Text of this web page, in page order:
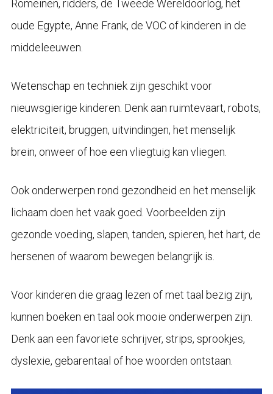
Romeinen, ridders, de Tweede Wereldoorlog, het
oude Egypte, Anne Frank, de VOC of kinderen in de
middeleeuwen.
Wetenschap en techniek zijn geschikt voor
nieuwsgierige kinderen. Denk aan ruimtevaart, robots,
elektriciteit, bruggen, uitvindingen, het menselijk
brein, onweer of hoe een vliegtuig kan vliegen.
Ook onderwerpen rond gezondheid en het menselijk
lichaam doen het vaak goed. Voorbeelden zijn
gezonde voeding, slapen, tanden, spieren, het hart, de
hersenen of waarom bewegen belangrijk is.
Voor kinderen die graag lezen of met taal bezig zijn,
kunnen boeken en taal ook mooie onderwerpen zijn.
Denk aan een favoriete schrijver, strips, sprookjes,
dyslexie, gebarentaal of hoe woorden ontstaan.